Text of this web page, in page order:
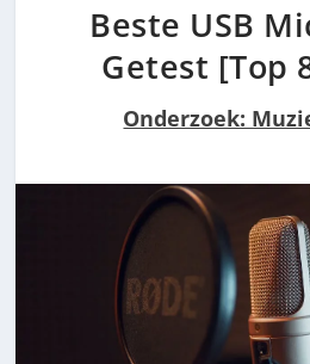
Beste USB
Getest [Top
Onderzoek: